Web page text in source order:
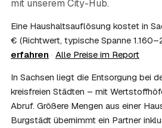
Häufig ja: Im Nachlass können die
Erbschaftsteuer mindern, bei
als Werbungskosten. Sie erhalten
Rechnung als Beleg. Verbindlich
08 Muss ich als Erbe in
anwesend sein?
Nein, Sie müssen nicht
Erben übergeben in Burgstädt nur
mit unserem City-Hub.
Eine Haushaltsauflösung kostet in
€ (Richtwert, typische Spanne
erfahren · Alle Preise im Report
In Sachsen liegt die Entsorgung bei
kreisfreien Städten – mit
Abruf. Größere Mengen aus einer
Burgstädt übernimmt ein Partner